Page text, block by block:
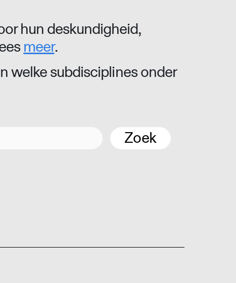
hun deskundigheid,
meer.
welke subdisciplines onder
Zoek